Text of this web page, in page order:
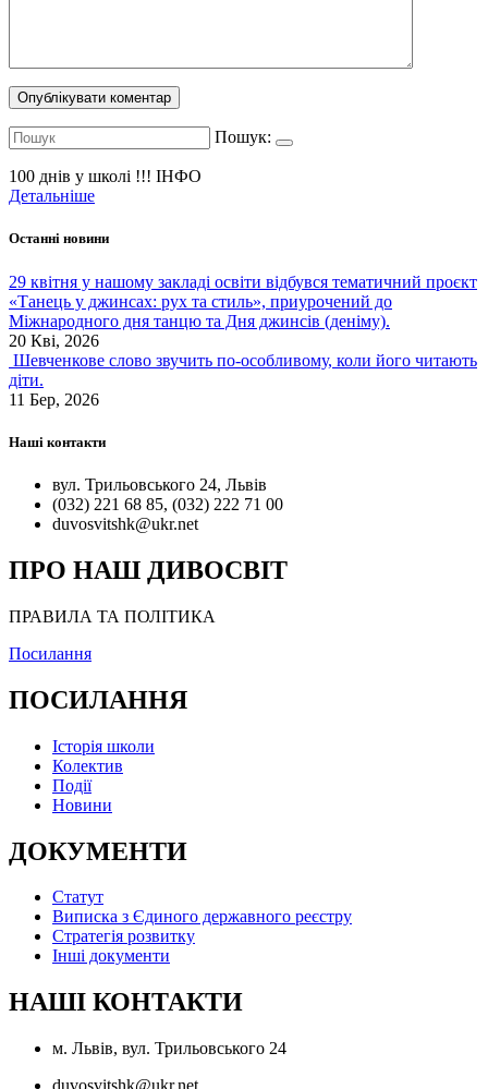
Пошук:
100 днів у школі !!! ІНФО
Детальніше
Останні новини
29 квітня у нашому закладі освіти відбувся тематичний проєкт
«Танець у джинсах: рух та стиль», приурочений до
Міжнародного дня танцю та Дня джинсів (деніму).
20 Кві, 2026
Шевченкове слово звучить по-особливому, коли його читають
діти.
11 Бер, 2026
Наші контакти
вул. Трильовського 24, Львів
(032) 221 68 85, (032) 222 71 00
duvosvitshk@ukr.net
ПРО НАШ ДИВОСВІТ
ПРАВИЛА ТА ПОЛІТИКА
Посилання
ПОСИЛАННЯ
Історія школи
Колектив
Події
Новини
ДОКУМЕНТИ
Статут
Виписка з Єдиного державного реєстру
Стратегія розвитку
Інші документи
НАШІ КОНТАКТИ
м. Львів, вул. Трильовського 24